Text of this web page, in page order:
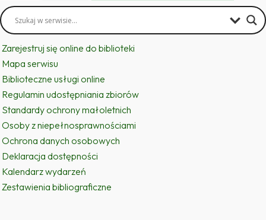
Zarejestruj się online do biblioteki
Mapa serwisu
Biblioteczne usługi online
Regulamin udostępniania zbiorów
Standardy ochrony małoletnich
Osoby z niepełnosprawnościami
Ochrona danych osobowych
Deklaracja dostępności
Kalendarz wydarzeń
Zestawienia bibliograficzne